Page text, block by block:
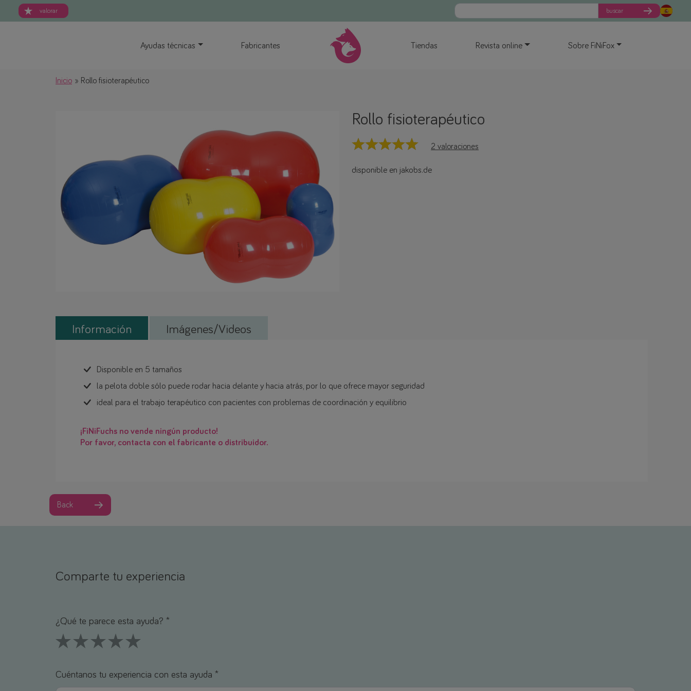
valorar buscar
Ayudas técnicas Fabricantes Tiendas Revista online Sobre FiNiFox
Inicio Rollo fisioterapéutico
Rollo fisioterapéutico
2 valoraciones
disponible en jakobs.de
Información Imágenes/Videos
Disponible en 5 tamaños
la pelota doble sólo puede rodar hacia delante y hacia atrás, por lo que ofrece mayor seguridad
ideal para el trabajo terapéutico con pacientes con problemas de coordinación y equilibrio
¡FiNiFuchs no vende ningún producto!
Por favor, contacta con el fabricante o distribuidor.
Back
Comparte tu experiencia
¿Qué te parece esta ayuda? *
Cuéntanos tu experiencia con esta ayuda *